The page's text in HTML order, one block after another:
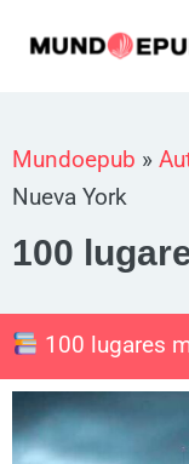
Mundoepub »
Nueva York
100
100 lugares